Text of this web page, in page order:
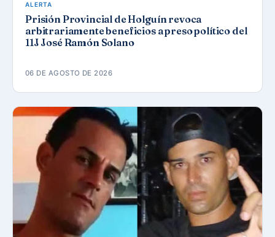
ALERTA
Prisión Provincial de Holguín revoca
arbitrariamente beneficios a preso político del
11J José Ramón Solano
06 DE AGOSTO DE 2026